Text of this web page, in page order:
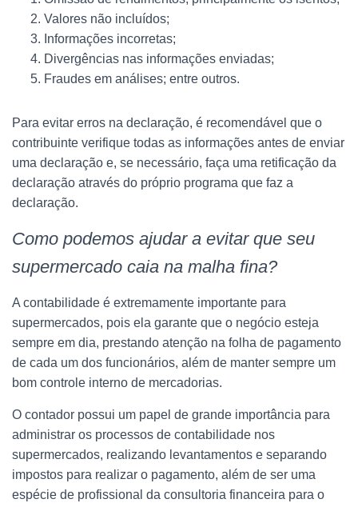
Valores não incluídos;
Informações incorretas;
Divergências nas informações enviadas;
Fraudes em análises; entre outros.
Para evitar erros na declaração, é recomendável que o
contribuinte verifique todas as informações antes de enviar
uma declaração e, se necessário, faça uma retificação da
declaração através do próprio programa que faz a
declaração.
Como podemos ajudar a evitar que seu
supermercado caia na malha fina?
A contabilidade é extremamente importante para
supermercados, pois ela garante que o negócio esteja
sempre em dia, prestando atenção na folha de pagamento
de cada um dos funcionários, além de manter sempre um
bom controle interno de mercadorias.
O contador possui um papel de grande importância para
administrar os processos de contabilidade nos
supermercados, realizando levantamentos e separando
impostos para realizar o pagamento, além de ser uma
espécie de profissional da consultoria financeira para o